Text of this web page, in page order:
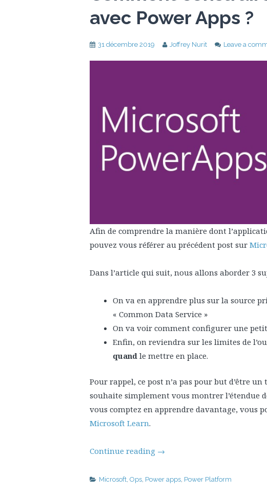
avec Power Apps ?
31 décembre 2019 Joffrey Nurit Leave a
Afin de comprendre la manière dont
pouvez vous référer au précédent post sur
Dans l’article qui suit, nous allons aborder 3
On va en apprendre plus sur la source
« Common Data Service »
On va voir comment configurer une
Enfin, on reviendra sur les limites de
quand le mettre en place.
Pour rappel, ce post n’a pas pour but d’être
souhaite simplement vous montrer l’étendue
vous comptez en apprendre davantage, vous
Microsoft Learn.
Continue reading →
Microsoft Ops Power apps Power Platform